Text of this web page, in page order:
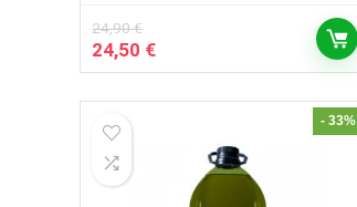
24,90€
El
precio
24,90 €.
24,50 €El
precio
- 33%